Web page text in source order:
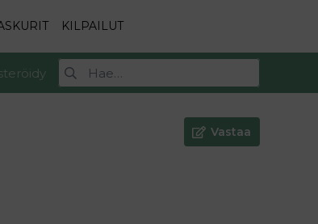
KILPAILUT
Vastaa